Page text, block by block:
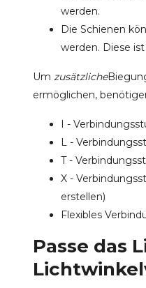
werden.
Die Schienen
werden. Diese ist
Um zusätzliche
ermöglichen,
I -
L -
T -
X -
erstellen)
Flexibles
Passe das